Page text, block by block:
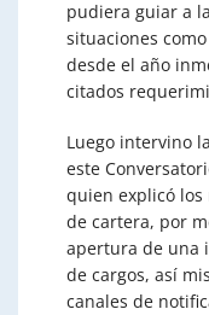
pudiera guiar a
situaciones
desde el año
citados
Luego intervino
este
quien explicó
de cartera, por
apertura de una
de cargos, así
canales de